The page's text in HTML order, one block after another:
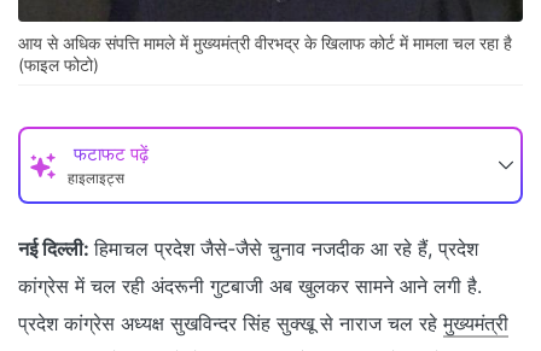
आय से अधिक संपत्ति मामले में मुख्यमंत्री वीरभद्र के खिलाफ कोर्ट में मामला चल रहा है
(फाइल फोटो)
फटाफट पढ़ें
हाइलाइट्स
नई दिल्ली: हिमाचल प्रदेश जैसे-जैसे चुनाव नजदीक आ रहे हैं, प्रदेश
कांग्रेस में चल रही अंदरूनी गुटबाजी अब खुलकर सामने आने लगी है.
प्रदेश कांग्रेस अध्यक्ष सुखविन्दर सिंह सुक्खू से नाराज चल रहेमुख्यमंत्री